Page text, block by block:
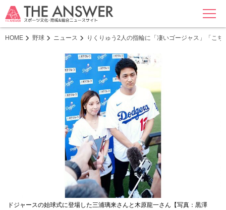
MENU
HOME 野球 ニュース りくりゅう2人の指輪に「凄いゴージャス」「こ
ドジャースの始球式に登場した三浦璃来さんと木原龍一さん【写真：黒澤